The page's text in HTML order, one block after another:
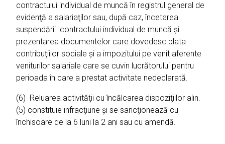
contractului individual de muncă în registrul general de
evidenţă a salariaţilor sau, după caz, încetarea
suspendării contractului individual de muncă şi
prezentarea documentelor care dovedesc plata
contribuţiilor sociale şi a impozitului pe venit aferente
veniturilor salariale care se cuvin lucrătorului pentru
perioada în care a prestat activitate nedeclarată.
(6) Reluarea activităţii cu încălcarea dispoziţiilor alin.
(5) constituie infracţiune şi se sancţionează cu
închisoare de la 6 luni la 2 ani sau cu amendă.